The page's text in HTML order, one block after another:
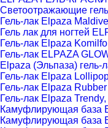
Светоотражающие
Гель-лак Elpaza
Гель лак для ногтей
Гель-лак Elpaza Komilfo
Гель-лак ELPAZA
Elpaza (Эльпаза)
Гель-лак Elpaza
Гель-лак Elpaza
Гель-лак Elpaza
Камуфлирующая база
Камуфлирующая база